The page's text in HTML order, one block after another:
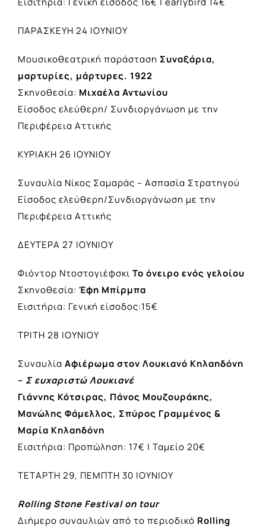
ΠΑΡΑΣΚΕΥΗ 24 ΙΟΥΝΙΟΥ
Μουσικοθεατρική παράσταση Συναξάρια,
μαρτυρίες, μάρτυρες. 1922
Σκηνοθεσία: Μιχαέλα Αντωνίου
Είσοδος ελεύθερη/ Συνδιοργάνωση με την
Περιφέρεια Αττικής
ΚΥΡΙΑΚΗ 26 ΙΟΥΝΙΟΥ
Συναυλία Νίκος Σαμαράς – Ασπασία Στρατηγού
Είσοδος ελεύθερη/Συνδιοργάνωση με την
Περιφέρεια Αττικής
ΔΕΥΤΕΡΑ 27 ΙΟΥΝΙΟΥ
Φιόντορ Ντοστογιέφσκι Το όνειρο ενός γελοίου
Σκηνοθεσία: Έφη Μπίρμπα
Εισιτήρια: Γενική είσοδος:15€
ΤΡΙΤΗ 28 ΙΟΥΝΙΟΥ
Συναυλία Αφιέρωμα στον Λουκιανό Κηλαηδόνη
– Σ ευχαριστώ Λουκιανέ
Γιάννης Κότσιρας, Πάνος Μουζουράκης,
Μανώλης Φάμελλος, Σπύρος Γραμμένος &
Μαρία Κηλαηδόνη
Εισιτήρια: Προπώληση: 17€ | Ταμείο 20€
ΤΕΤΑΡΤΗ 29, ΠΕΜΠΤΗ 30 ΙΟΥΝΙΟΥ
Rolling Stone Festival on tour
Διήμερο συναυλιών από το περιοδικό Rolling